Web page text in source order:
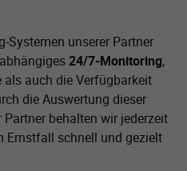
unserer Partner
24/7-Monitoring,
auch die Verfügbarkeit
die Auswertung dieser
behalten wir jederzeit
Ernstfall schnell und gezielt